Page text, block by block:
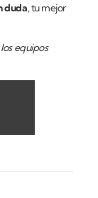
duda, tu mejor
equipos